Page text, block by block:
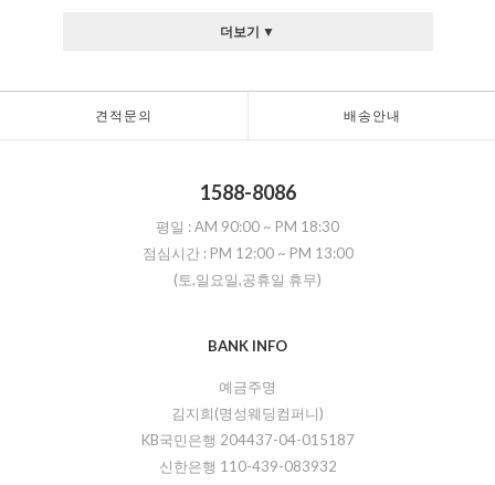
더보기 ▼
견적문의 배송안내
1588-8086
평일 :AM 90:00 ~ PM 18:30
점심시간 : PM 12:00~ PM 13:00
(토,일요일,공휴일 휴무)
BANK INFO
예금주명
김지희(명성웨딩컴퍼니)
KB국민은행 204437-04-015187
신한은행 110-439-083932